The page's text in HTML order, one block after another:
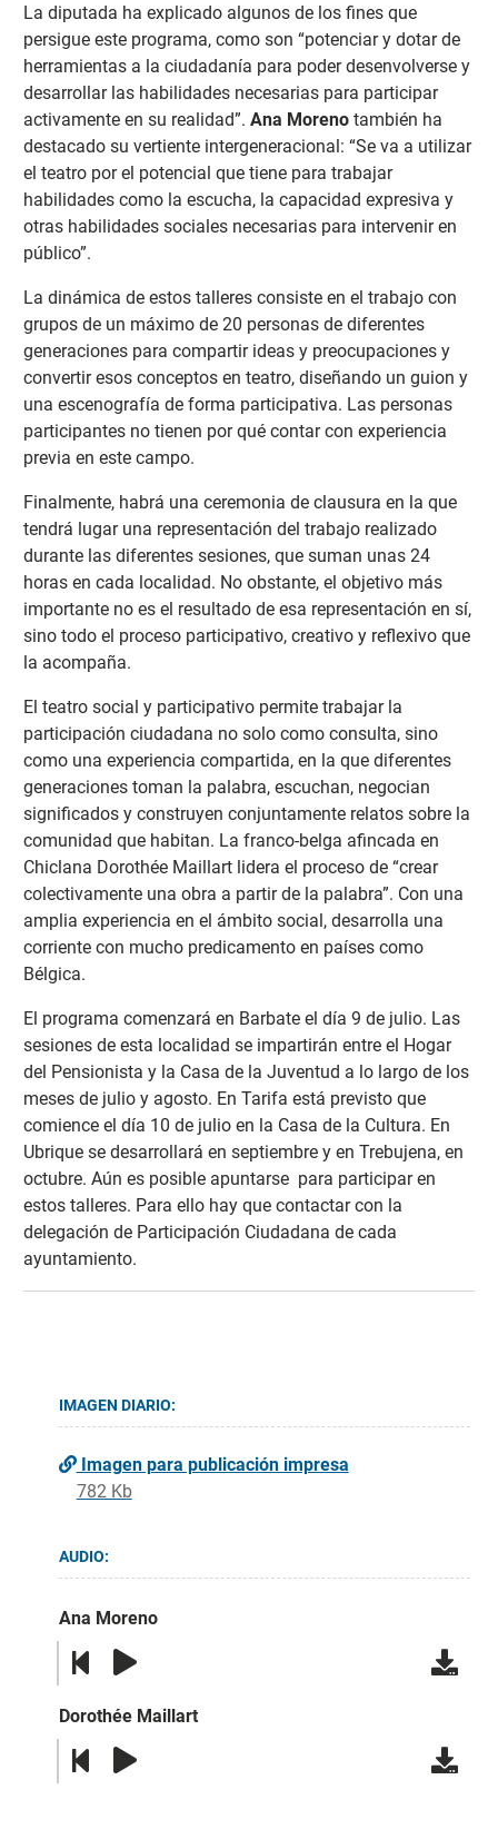
La diputada ha explicado algunos de los fines que
persigue este programa, como son “potenciar y dotar de
herramientas a la ciudadanía para poder desenvolverse y
desarrollar las habilidades necesarias para participar
activamente en su realidad”. Ana Morenotambién ha
destacado su vertiente intergeneracional: “Se va a utilizar
el teatro por el potencial que tiene para trabajar
habilidades como la escucha, la capacidad expresiva y
otras habilidades sociales necesarias para intervenir en
público”.
La dinámica de estos talleres consiste en el trabajo con
grupos de un máximo de 20 personas de diferentes
generaciones para compartir ideas y preocupaciones y
convertir esos conceptos en teatro, diseñando un guion y
una escenografía de forma participativa. Las personas
participantes no tienen por qué contar con experiencia
previa en este campo.
Finalmente, habrá una ceremonia de clausura en la que
tendrá lugar una representación del trabajo realizado
durante las diferentes sesiones, que suman unas 24
horas en cada localidad. No obstante, el objetivo más
importante no es el resultado de esa representación en sí,
sino todo el proceso participativo, creativo y reflexivo que
la acompaña.
El teatro social y participativo permite trabajar la
participación ciudadana no solo como consulta, sino
como una experiencia compartida, en la que diferentes
generaciones toman la palabra, escuchan, negocian
significados y construyen conjuntamente relatos sobre la
comunidad que habitan. La franco-belga afincada en
Chiclana Dorothée Maillart lidera el proceso de “crear
colectivamente una obra a partir de la palabra”. Con una
amplia experiencia en el ámbito social, desarrolla una
corriente con mucho predicamento en países como
Bélgica.
El programa comenzará en Barbate el día 9 de julio. Las
sesiones de esta localidad se impartirán entre el Hogar
del Pensionista y la Casa de la Juventud a lo largo de los
meses de julio y agosto. En Tarifa está previsto que
comience el día 10 de julio en la Casa de la Cultura. En
Ubrique se desarrollará en septiembre y en Trebujena, en
octubre. Aún es posible apuntarse para participar en
estos talleres. Para ello hay que contactar con la
delegación de Participación Ciudadana de cada
ayuntamiento.
IMAGEN DIARIO:
Imagen para publicación impresa
782 Kb
AUDIO:
Ana Moreno
Dorothée Maillart